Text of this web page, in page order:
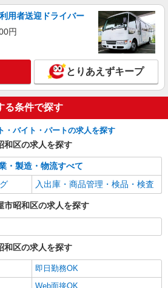
詳細を見る
用者送迎ドライバー
円
とりあえずキープ
る条件で探す
・バイト・パートの求人を探す
和区の求人を探す
・製造・物流すべて
入出庫・商品管理・検品・検査
市昭和区の求人を探す
和区の求人を探す
即日勤務OK
Web面接OK